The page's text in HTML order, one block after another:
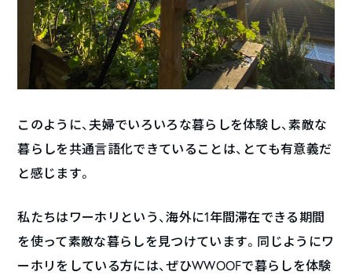
このように、夫婦でいろいろな暮らしを体験し、素敵な
暮らしを共通言語化できていることは、とても有意義だ
と感じます。
私たちはワーホリという、海外に1年間滞在できる期間
を使って素敵な暮らしを見つけています。同じようにワ
ーホリをしている方には、ぜひWWOOFで暮らしを体験